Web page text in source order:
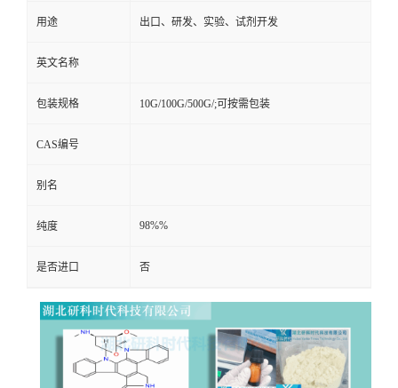
用途 出口、研发、实验、试剂开发
英文名称
包装规格 10G/100G/500G/;可按需包装
CAS编号
别名
纯度 98%%
是否进口 否